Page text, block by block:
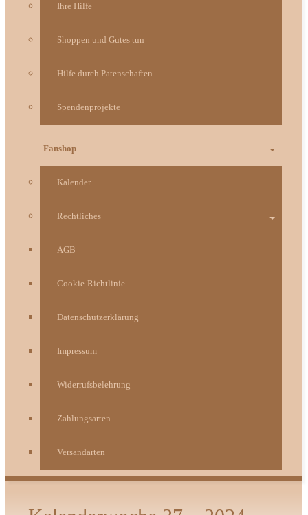
Ihre Hilfe
Shoppen und Gutes tun
Hilfe durch Patenschaften
Spendenprojekte
Fanshop
Kalender
Rechtliches
AGB
Cookie-Richtlinie
Datenschutzerklärung
Impressum
Widerrufsbelehrung
Zahlungsarten
Versandarten